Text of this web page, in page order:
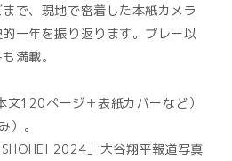
で、現地で密着した本紙カメラ
一年を振り返ります。プレー以
満載。
120ページ＋表紙カバーなど）
）。
2024」大谷翔平報道写真